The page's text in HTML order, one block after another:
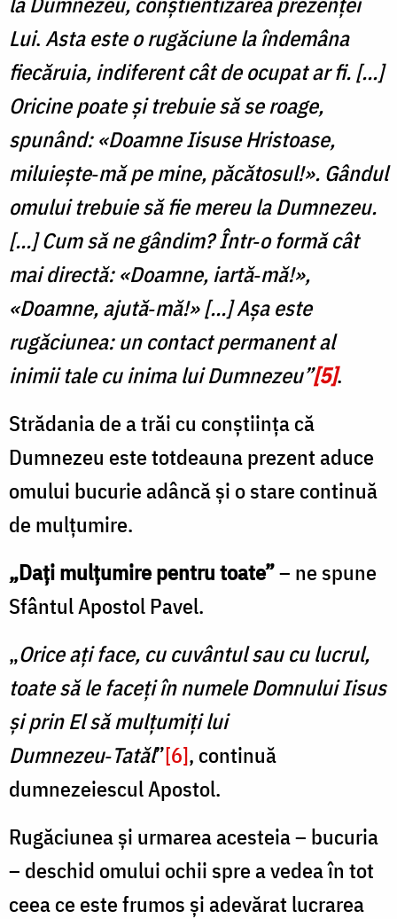
Lui.Asta este o rugăciune la îndemâna
fiecăruia, indiferent cât de ocupat ar fi. [...]
Oricine poate și trebuie să se roage,
spunând: «Doamne Iisuse Hristoase,
miluiește‑mă pe mine, păcătosul!». Gândul
omului trebuie să fie mereu la Dumnezeu.
[...] Cum să ne gândim? Într‑o formă cât
mai directă: «Doamne, iartă‑mă!»,
«Doamne, ajută‑mă!» [...] Așa este
rugăciunea: un contact permanent al
inimii tale cu inima lui Dumnezeu”[5].
Strădania de a trăi cu conștiința că
Dumnezeu este totdeauna prezent aduce
omului bucurie adâncă și o stare continuă
de mulțumire.
„Dați mulțumire pentru toate”– ne spune
Sfântul Apostol Pavel.
„Orice ați face, cu cuvântul sau cu lucrul,
toate să le faceți în numele Domnului Iisus
şi prin El să mulțumiți lui
Dumnezeu‑Tatăl”[6], continuă
dumnezeiescul Apostol.
Rugăciunea și urmarea acesteia – bucuria
– deschid omului ochii spre a vedea în tot
ceea ce este frumos și adevărat lucrarea